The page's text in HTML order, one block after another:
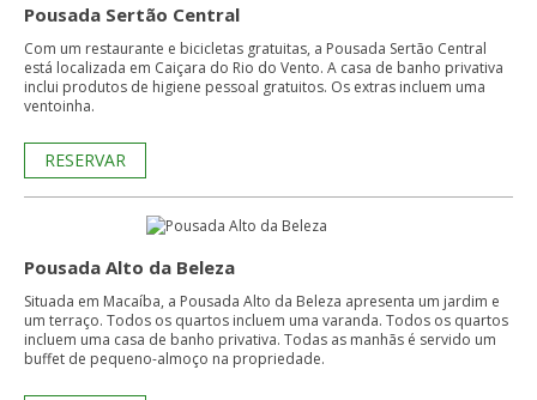
Pousada Sertão Central
Com um restaurante e bicicletas gratuitas, a Pousada Sertão Central
está localizada em Caiçara do Rio do Vento. A casa de banho privativa
inclui produtos de higiene pessoal gratuitos. Os extras incluem uma
ventoinha.
RESERVAR
Pousada Alto da Beleza
Situada em Macaíba, a Pousada Alto da Beleza apresenta um jardim e
um terraço. Todos os quartos incluem uma varanda. Todos os quartos
incluem uma casa de banho privativa. Todas as manhãs é servido um
buffet de pequeno-almoço na propriedade.